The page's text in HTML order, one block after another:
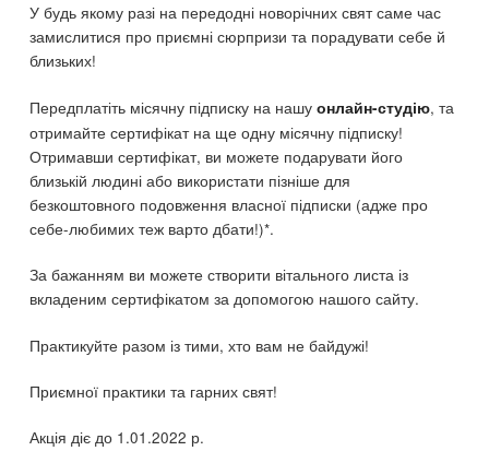
У будь якому разі на передодні новорічних свят саме час
замислитися про приємні сюрпризи та порадувати себе й
близьких!
Передплатіть місячну підписку на нашуонлайн-студію, та
отримайте сертифікат на ще одну місячну підписку!
Отримавши сертифікат, ви можете подарувати його
близькій людині або використати пізніше для
безкоштовного подовження власної підписки (адже про
себе-любимих теж варто дбати!)*.
За бажанням ви можете створити вітального листа із
вкладеним сертифікатом за допомогою нашого сайту.
Практикуйте разом із тими, хто вам не байдужі!
Приємної практики та гарних свят!
Акція діє до 1.01.2022 р.